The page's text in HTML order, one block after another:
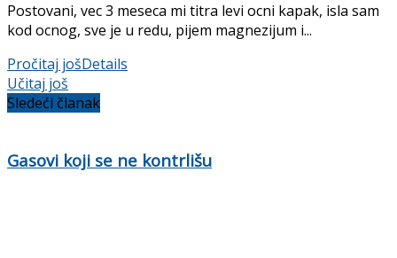
Postovani, vec 3 meseca mi titra levi ocni kapak, isla sam
kod ocnog, sve je u redu, pijem magnezijum i...
Pročitaj jošDetails
Učitaj još
Sledeći članak
Gasovi koji se ne kontrlišu